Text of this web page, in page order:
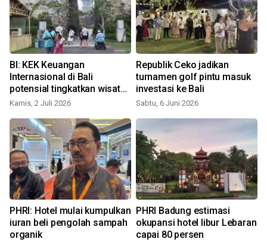
BI: KEK Keuangan
Internasional di Bali
potensial tingkatkan wisata
bisnis
Kamis, 2 Juli 2026
Republik Ceko jadikan
turnamen golf pintu masuk
investasi ke Bali
Sabtu, 6 Juni 2026
PHRI: Hotel mulai kumpulkan
iuran beli pengolah sampah
organik
PHRI Badung estimasi
okupansi hotel libur Lebaran
capai 80 persen